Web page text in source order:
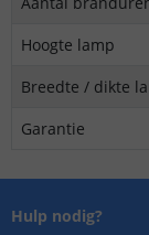
Hoogte lamp
Breedte / dikte
Garantie
Hulp nodig?